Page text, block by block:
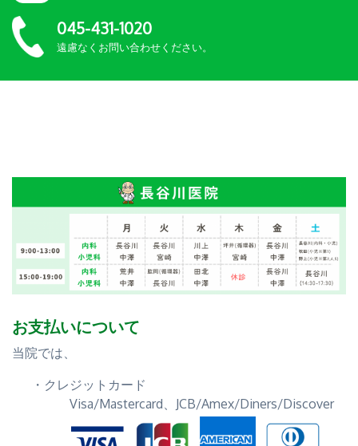
045-431-1020
遠慮なくお問い合わせください。
お支払いについて
当院では、
クレジットカード
Visa/Mastercard、JCB/Amex/Diners/Discover